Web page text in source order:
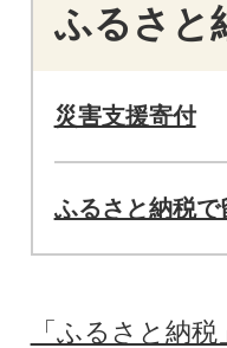
ふるさと
災害支援寄付
ふるさと納税で
「ふるさと納